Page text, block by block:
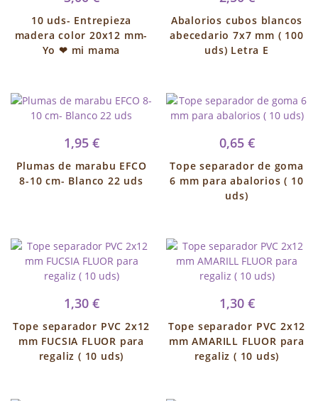
10 uds- Entrepieza
madera color 20x12 mm-
Yo ❤ mi mama
Abalorios cubos blancos
abecedario 7x7 mm ( 100
uds) Letra E
1,95 €
Plumas de marabu EFCO
8-10 cm- Blanco 22 uds
0,65 €
Tope separador de goma
6 mm para abalorios ( 10
uds)
1,30 €
Tope separador PVC 2x12
mm FUCSIA FLUOR para
regaliz ( 10 uds)
1,30 €
Tope separador PVC 2x12
mm AMARILL FLUOR para
regaliz ( 10 uds)